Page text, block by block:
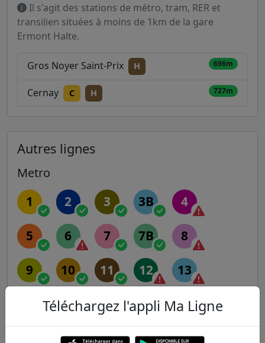
Il s'agit des stations de métro, tram, RER et
transilien situées à moins de 1km de la gare
Ermont Halte.
Gros Noyer Saint-Prix H 696m
Cernay C H 727m
Autres lignes
Metro
1 2 3 3B 4
5 6 7 7B 8
9 10 11 12 13
Téléchargez l'appli Ma Ligne